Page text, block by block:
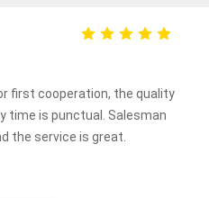
first cooperation, the quality
time is punctual. Salesman
the service is great.